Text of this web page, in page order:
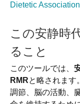
Dietetic Association
この安静時
ること
このツールでは、
RMRと略されます
調節、脳の活動、